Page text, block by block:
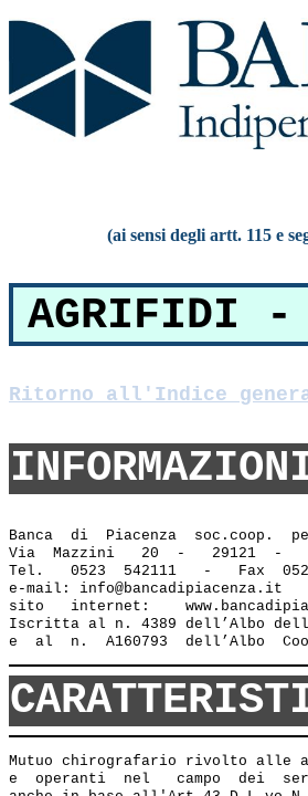
(ai sensi degli artt. 115 e
AGRIFIDI -
Ritorno all'Indice
Banca  di  Piacenza  soc.coop.
Via  Mazzini   20  -   29121  -
Tel.   0523  542111   -   Fax
e-mail: info@bancadipiacenza.it
sito   internet:
Iscritta al n. 4389 dell’Albo
Mutuo chirografario rivolto alle
e  operanti  nel   campo  dei